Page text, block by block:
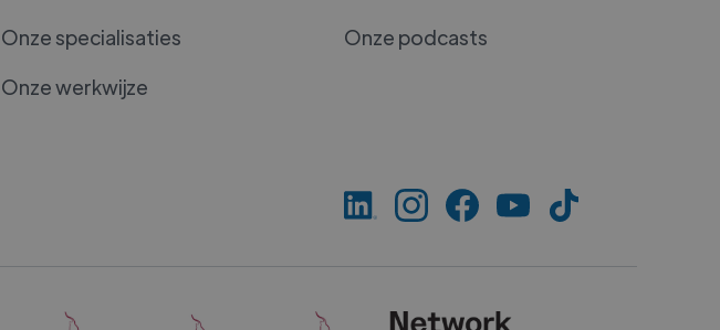
Onze specialisaties
Onze werkwijze
Onze podcasts